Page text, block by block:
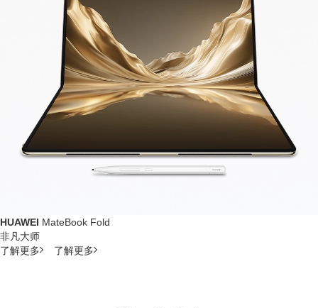
HUAWEI MateBook Fold
非凡大师
了解更多
了解更多